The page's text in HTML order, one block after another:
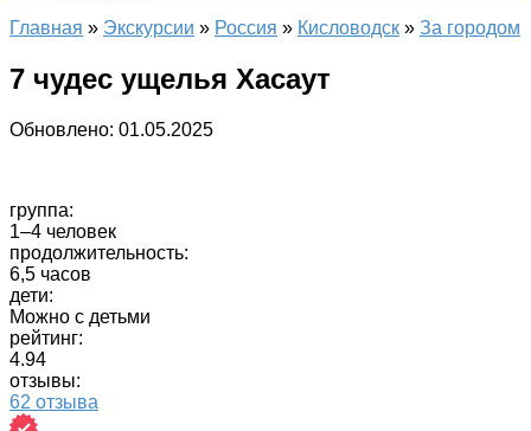
Главная » Экскурсии » Россия » Кисловодск » За городом
7 чудес ущелья Хасаут
Обновлено: 01.05.2025
группа:
1–4 человек
продолжительность:
6,5 часов
дети:
Можно с детьми
рейтинг:
4.94
отзывы:
62 отзыва